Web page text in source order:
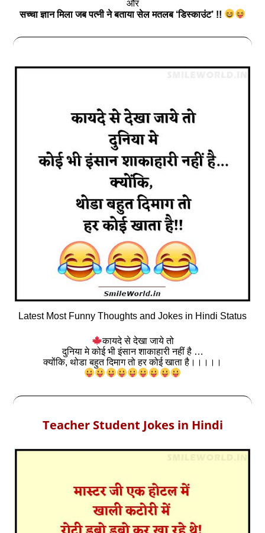
और
सच्चा ज्ञान मिला जब पत्नी ने बताया सेल मतलब ‘डिस्काउंट’ !!
Latest Most Funny Thoughts and Jokes in Hindi Status
कायदे से देखा जाये तो
दुनिया मे कोई भी इंसान शाकाहारी नहीं है …
क्योंकि, थोडा बहुत दिमाग तो हर कोई खाता है।।।।।
Teacher Student Jokes in Hindi